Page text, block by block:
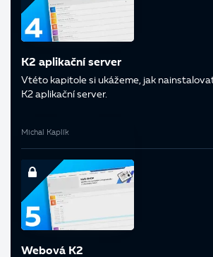
K2 aplikační server
V této kapitole si ukážeme, jak
K2 aplikační server.
Michal Kaplík
Webová K2